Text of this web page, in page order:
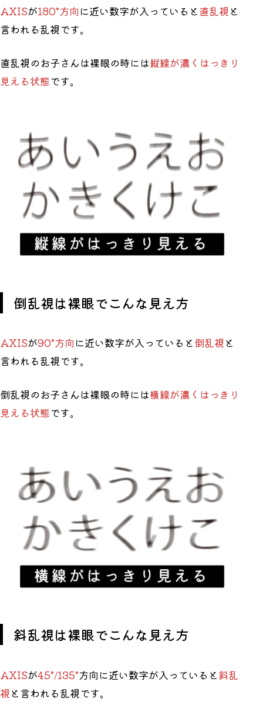
AXISが180°方向に近い数字が入っていると 直乱視 と
言われる乱視です。
直乱視のお子さんは裸眼の時には縦線が濃くはっきり
見える状態です。
倒乱視は裸眼でこんな見え方
AXISが90°方向に近い数字が入っていると倒乱視と
言われる乱視です。
倒乱視のお子さんは裸眼の時には横線が濃くはっきり
見える状態です。
斜乱視は裸眼でこんな見え方
AXISが45°/135°方向に近い数字が入っていると斜乱
視 と言われる乱視です。